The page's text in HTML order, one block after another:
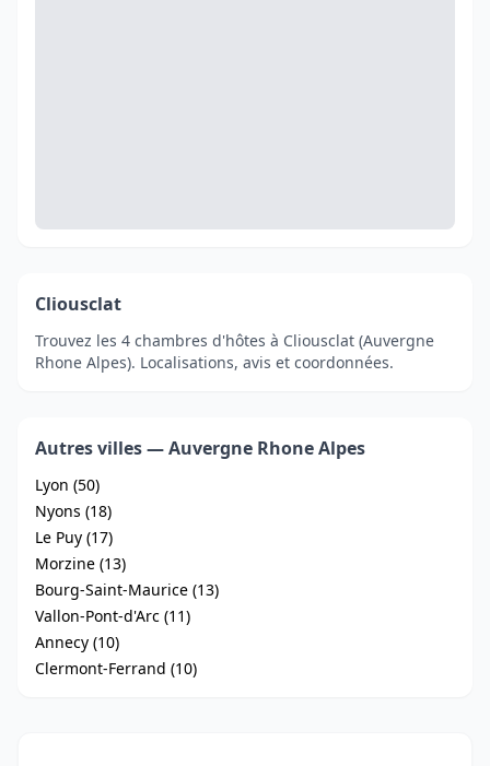
Cliousclat
Trouvez les 4 chambres d'hôtes à Cliousclat (Auvergne
Rhone Alpes). Localisations, avis et coordonnées.
Autres villes — Auvergne Rhone Alpes
Lyon (50)
Nyons (18)
Le Puy (17)
Morzine (13)
Bourg-Saint-Maurice (13)
Vallon-Pont-d'Arc (11)
Annecy (10)
Clermont-Ferrand (10)